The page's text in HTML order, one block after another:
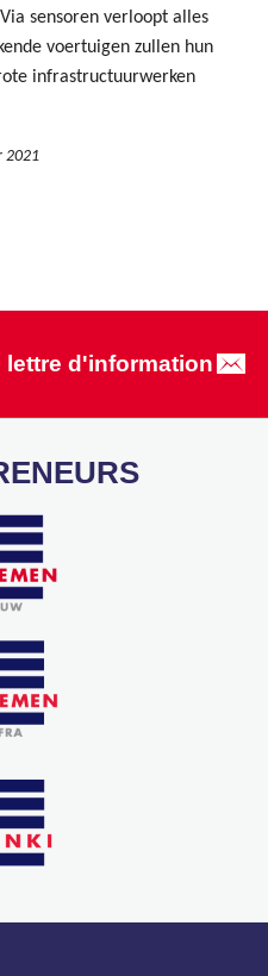
sensoren verloopt alles
voertuigen zullen hun
infrastructuurwerken
2021
d'information